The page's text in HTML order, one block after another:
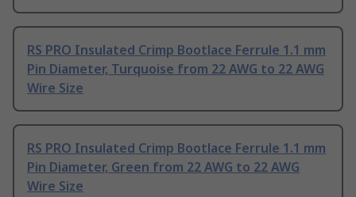
RS PRO Insulated Crimp Bootlace Ferrule 1.1 mm
Pin Diameter, Turquoise from 22 AWG to 22 AWG
Wire Size
RS PRO Insulated Crimp Bootlace Ferrule 1.1 mm
Pin Diameter, Green from 22 AWG to 22 AWG
Wire Size